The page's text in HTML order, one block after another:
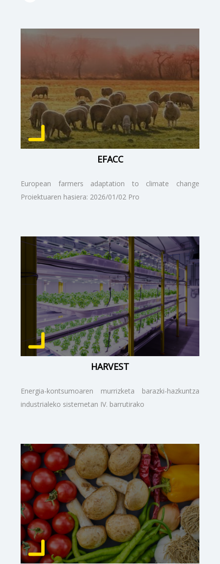
EFACC
European farmers adaptation to climate change
Proiektuaren hasiera: 2026/01/02 Pro
HARVEST
Energia-kontsumoaren murrizketa barazki-hazkuntza
industrialeko sistemetan IV. barrutirako